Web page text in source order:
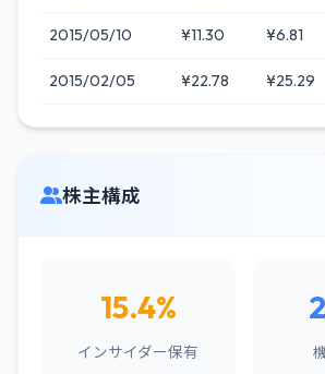
2015/05/10 ¥11.30 ¥6.81
2015/02/05 ¥22.78 ¥25.29
株主構成
15.4%
インサイダー保有